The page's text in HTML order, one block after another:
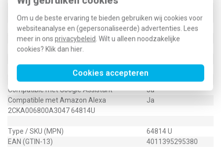
Om u de beste ervaring te bieden gebruiken wij cookies voor
websiteanalyse en (gepersonaliseerde) advertenties. Lees
meer in ons privacybeleid . Wilt u alleen noodzakelijke
cookies? Klik dan hier
Cookies accepteren
Geschikt voor toepassing met
tijdschakelaar/timer
Schakelvermogen
3 Watt
Verliesvermogen
0,5 Watt (W)
Transparant
Min. diepte van de inbouwdoos
25 Millimeter (mm)
Compatible met Apple HomeKit
Compatible met Google Assistant
Ja
Compatible met Amazon Alexa
Ja
2CKA006800A3047 64814U
Type / SKU (MPN)
64814 U
EAN (GTIN-13)
4011395295380